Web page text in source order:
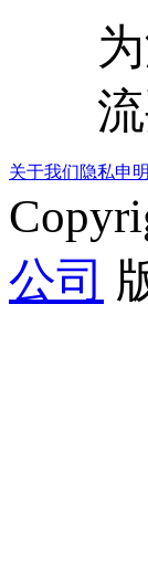
关于我们隐私申明
公司